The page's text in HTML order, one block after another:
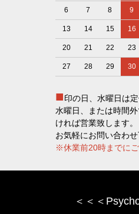
6 7 8 9
13 14 15 16
20 21 22 23
27 28 29 30
■印の日、水曜日は定
水曜日、または時間
ければ営業致します。
お気軽にお問い合わせ
※休業前20時までにご
＜＜＜